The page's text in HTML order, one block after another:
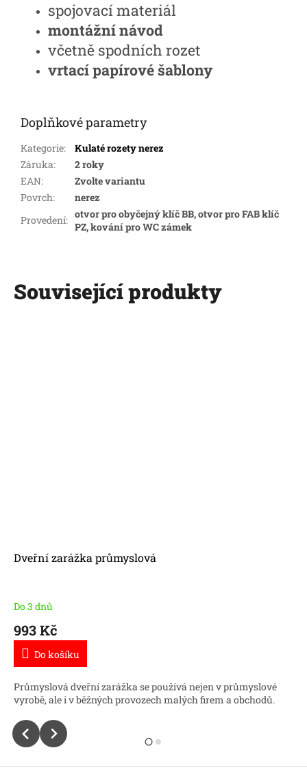
spojovací materiál
montážní návod
včetně spodních rozet
vrtací papírové šablony
Doplňkové parametry
Kategorie:
Kulaté rozety nerez
Záruka:
2 roky
EAN:
Zvolte variantu
Povrch:
nerez
Provedení: otvor pro obyčejný klíč BB, otvor pro FAB klíč
PZ, kování pro WC zámek
Související produkty
Dveřní zarážka průmyslová
Do 3 dnů
993 Kč
Do košíku
Průmyslová dveřní zarážka se používá nejen v průmyslové
vyrobě, ale i v běžných provozech malých firem a obchodů.
Z